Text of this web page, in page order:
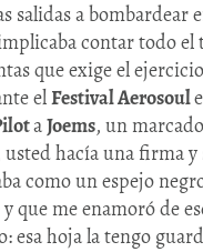
salidas a bombardear
contar todo el
que exige el
elFestival Aerosoul
aJoems, un
hacía una firma y
como un espejo
que me enamoró de
esa hoja la tengo